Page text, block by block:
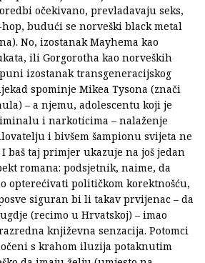
očekivano, prevladavaju seks,
budući se norveški black metal
No, izostanak Mayhema kao
ili Gorgorotha kao norveških
izostanak transgeneracijskog
spominje Mikea Tysona (znači
– a njemu, adolescentu koji je
i narkoticima – nalaženje
i bivšem šampionu svijeta ne
baš taj primjer ukazuje na još jedan
romana: podsjetnik, naime, da
opterećivati političkom korektnošću,
siguran bi li takav prvijenac – da
(recimo u Hrvatskoj) – imao
književna senzacija. Potomci
s krahom iluzija potaknutim